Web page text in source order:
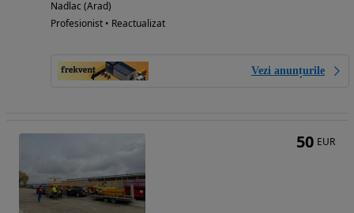
Nadlac (Arad)
Profesionist • Reactualizat
Vezi anunțurile
50 EUR